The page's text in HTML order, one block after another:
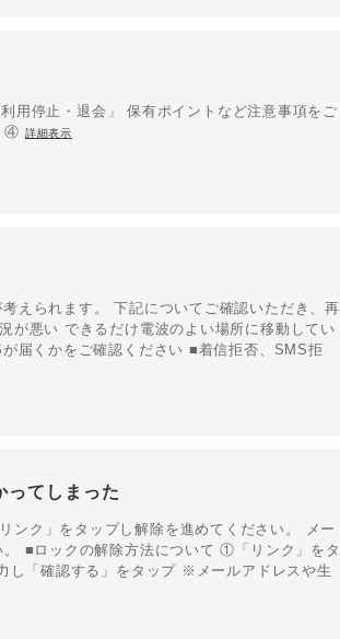
停止・退会」 保有ポイントなど注意事項をご
④ 詳細表示
えられます。 下記についてご確認いただき、再
が悪い できるだけ電波のよい場所に移動してい
届くかをご確認ください ■着信拒否、SMS拒
ってしまった
ンク」をタップし解除を進めてください。 メー
■ロックの解除方法について ①「リンク」をタ
し「確認する」をタップ ※メールアドレスや生